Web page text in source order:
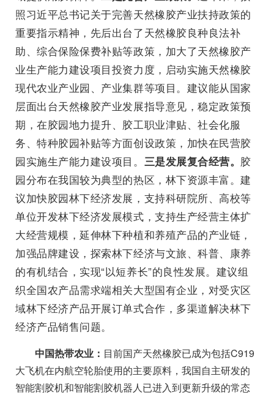
照习近平总书记关于完善天然橡胶产业扶持政策的
重要指示精神，先后出台了天然橡胶良种良法补
助、综合保险保费补贴等政策，加大了天然橡胶产
业生产能力建设项目投资力度，启动实施天然橡胶
现代农业产业园、产业集群等项目。建议能从国家
层面出台天然橡胶产业发展指导意见，稳定政策预
期，在胶园地力提升、胶工职业津贴、社会化服
务、特种胶园补贴等方面创设政策，加快在民营胶
园实施生产能力建设项目。 三是发展复合经营。 胶
园分布在我国较为典型的热区，林下资源丰富。建
议加快胶园林下经济发展，支持科研院所、高校等
单位开发林下经济发展模式，支持生产经营主体扩
大经营规模，延伸林下种植和养殖产品的产业链，
加强品牌建设，探索林下经济与文旅、科普、康养
的有机结合，实现“以短养长”的良性发展。建议组
织全国农产品需求端相关大型国有企业，对受灾区
域林下经济产品开展订单式合作，多渠道解决林下
经济产品销售问题。
中国热带农业： 目前国产天然橡胶已成为包括C919
大飞机在内航空轮胎使用的主要原料，我国自主研发的
智能割胶机和智能割胶机器人已进入到更新升级的常态